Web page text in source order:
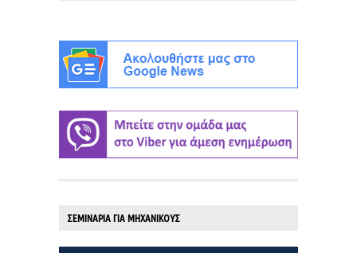
ΣΕΜΙΝΑΡΙΑ ΓΙΑ ΜΗΧΑΝΙΚΟΥΣ